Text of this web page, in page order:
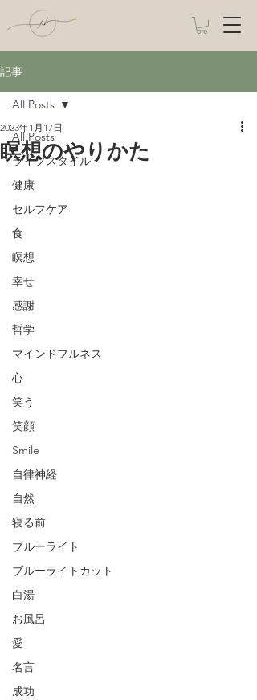
記事
All Posts
ライフスタイル
健康
セルフケア
食
瞑想
幸せ
感謝
哲学
マインドフルネス
心
笑う
笑顔
Smile
自律神経
自然
寝る前
ブルーライト
ブルーライトカット
白湯
お風呂
愛
名言
成功
All Posts
瞑想のやりかた
2023年1月17日